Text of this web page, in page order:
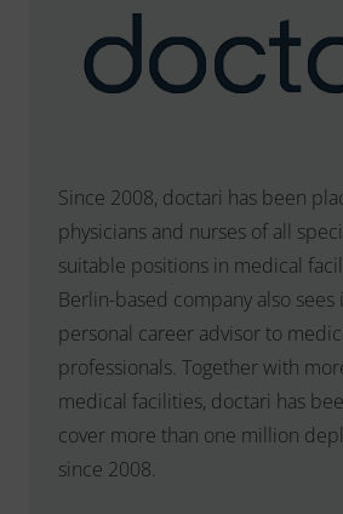
Since 2008, doctari has been
physicians and nurses of all
suitable positions in medical
Berlin-based company also sees
personal career advisor to
professionals. Together with
medical facilities, doctari has
cover more than one million
since 2008.